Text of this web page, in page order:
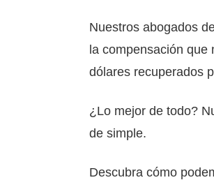
Nuestros abogados
la compensación
dólares recuperados
¿Lo mejor de todo?
de simple.
Descubra cómo